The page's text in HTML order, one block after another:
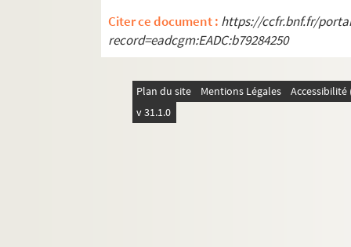
Citer ce document : https://ccfr.bnf.fr/
record=eadcgm:EADC:b79284250
Plan du site Mentions Légales
v 31.1.0